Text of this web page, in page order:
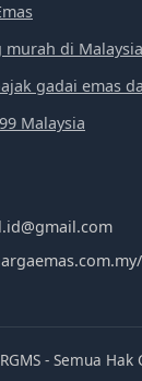
murah di Malaysia
gadai emas
Malaysia
- Semua